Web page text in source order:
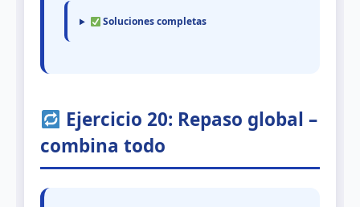
Soluciones completas
Ejercicio 20: Repaso global –
combina todo